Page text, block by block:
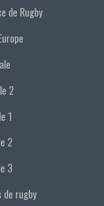
de Rugby
2
1
2
3
de rugby